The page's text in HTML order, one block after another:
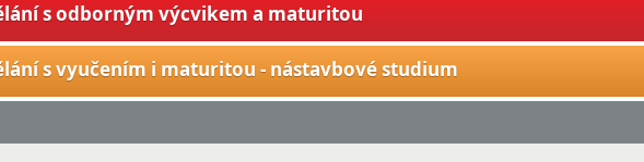
s odborným výcvikem a maturitou
s vyučením i maturitou - nástavbové studium